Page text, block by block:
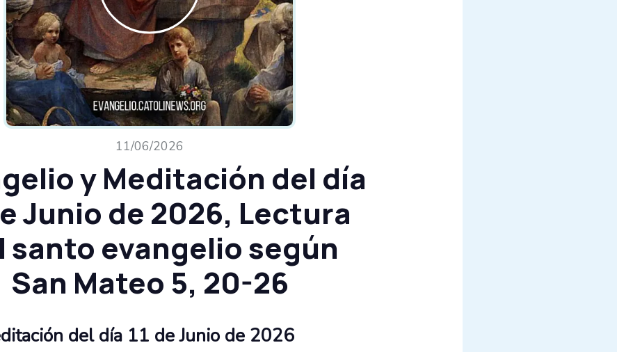
11/06/2026
y Meditación del día
Junio de 2026, Lectura
santo evangelio según
San Mateo 5, 20-26
del día 11 de Junio de 2026